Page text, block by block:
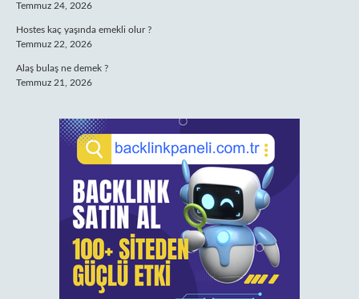
Temmuz 24, 2026
Hostes kaç yaşında emekli olur ?
Temmuz 22, 2026
Alaş bulaş ne demek ?
Temmuz 21, 2026